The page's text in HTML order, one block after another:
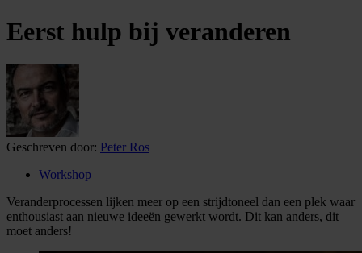
Eerst hulp bij veranderen
Geschreven door: Peter Ros
Workshop
Veranderprocessen lijken meer op een strijdtoneel dan een plek waar
enthousiast aan nieuwe ideeën gewerkt wordt. Dit kan anders, dit
moet anders!